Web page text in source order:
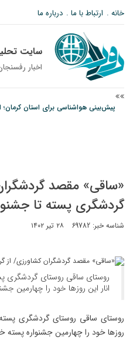
خانه ارتباط با ما درباره ما
سایت
اخبار
پیش‌بینی هواشناسی برای استان کرمان؛
«ساقی» مقصد
گردشگری پسته تا
شناسه خبر: 69782 ۲۸ تیر ۱۴۰۲
روستای ساقی روستای گردشگری
انار این روزها خود را چهارمین
روستای ساقی روستای گردشگری
روزها خود را چهارمین جشنواره پسته